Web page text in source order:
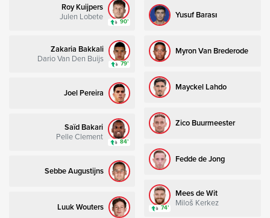
Roy Kuijpers
Julen Lobete
90’
Zakaria Bakkali
Dario Van Den Buijs
79’
Joel Pereira
Saïd Bakari
Pelle Clement
84’
Sebbe Augustijns
Luuk Wouters
Yusuf Barası
Myron Van Brederode
Mayckel Lahdo
Zico Buurmeester
Fedde de Jong
Mees de Wit
Miloš Kerkez
74’